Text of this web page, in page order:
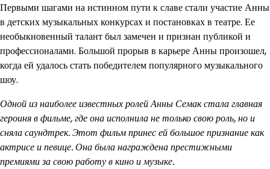
Первыми шагами на истинном пути к славе стали участие Анны
в детских музыкальных конкурсах и постановках в театре. Ее
необыкновенный талант был замечен и признан публикой и
профессионалами. Большой прорыв в карьере Анны произошел,
когда ей удалось стать победителем популярного музыкального
шоу.
Одной из наиболее известных ролей Анны Семак стала главная
героиня в фильме, где она исполнила не только свою роль, но и
сняла саундтрек. Этот фильм принес ей большое признание как
актрисе и певице. Она была награждена престижными
премиями за свою работу в кино и музыке.